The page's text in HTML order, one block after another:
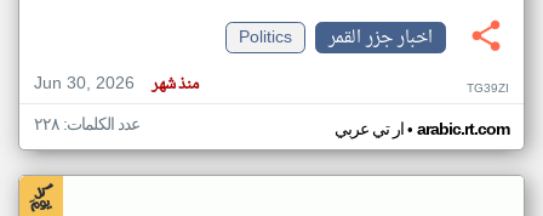
اخبار جزر القمر
Politics
Jun 30, 2026
منذ شهر TG39ZI
ار تي عربي• arabic.rt.com عدد الكلمات: ٢٢٨